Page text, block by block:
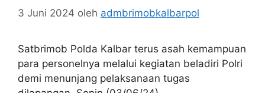
3 Juni 2024 oleh admbrimobkalbarpol
Satbrimob Polda Kalbar terus asah kemampuan
para personelnya melalui kegiatan beladiri Polri
demi menunjang pelaksanaan tugas